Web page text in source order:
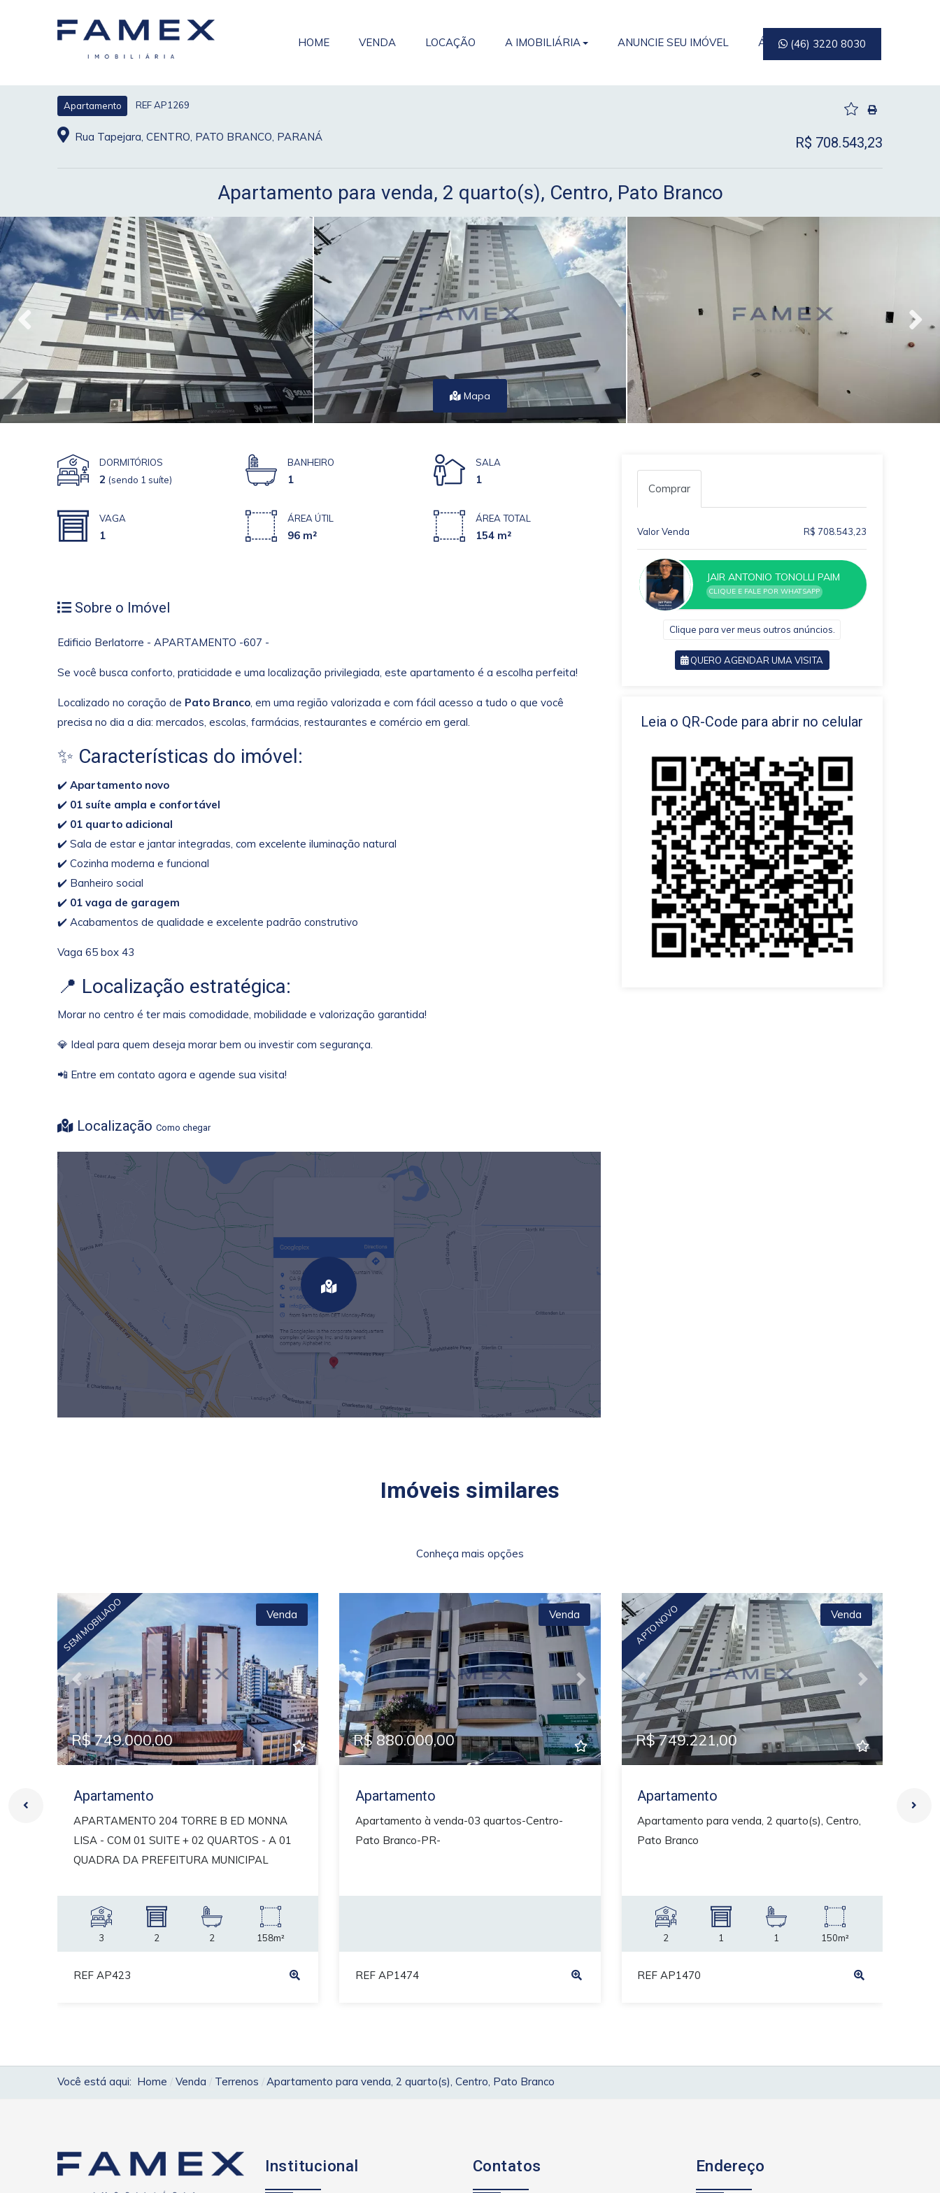
HOME VENDA LOCAÇÃO A IMOBILIÁRIA ANUNCIE SEU IMÓVEL ÁREA DO CLIENTE
(46) 3220 8030
Apartamento REF AP1269
Rua Tapejara, CENTRO, PATO BRANCO, PARANÁ R$ 708.543,23
Apartamento para venda, 2 quarto(s), Centro, Pato Branco
Mapa
DORMITÓRIOS
2 (sendo 1 suíte)
BANHEIRO
1
SALA
1
VAGA
1
ÁREA ÚTIL
96 m²
ÁREA TOTAL
154 m²
Sobre o Imóvel
Edificio Berlatorre - APARTAMENTO -607 -
Se você busca conforto, praticidade e uma localização privilegiada, este apartamento é a escolha perfeita!
Localizado no coração de Pato Branco, em uma região valorizada e com fácil acesso a tudo o que você
precisa no dia a dia: mercados, escolas, farmácias, restaurantes e comércio em geral.
✨ Características do imóvel:
✔️Apartamento novo
✔️ 01 suíte ampla e confortável
✔️ 01 quarto adicional
✔️ Sala de estar e jantar integradas, com excelente iluminação natural
✔️ Cozinha moderna e funcional
✔️ Banheiro social
✔️ 01 vaga de garagem
✔️ Acabamentos de qualidade e excelente padrão construtivo
Vaga 65 box 43
📍 Localização estratégica:
Morar no centro é ter mais comodidade, mobilidade e valorização garantida!
💎 Ideal para quem deseja morar bem ou investir com segurança.
📲 Entre em contato agora e agende sua visita!
LocalizaçãoComo chegar
Comprar
Valor Venda R$ 708.543,23
JAIR ANTONIO TONOLLI PAIM
CLIQUE E FALE POR WHATSAPP
Clique para ver meus outros anúncios.
QUERO AGENDAR UMA VISITA
VOLTAR
Leia o QR-Code para abrir no celular
Imóveis similares
Conheça mais opções
Previous Next
SEMI MOBILIADO Venda
R$ 749.000,00
Apartamento
APARTAMENTO 204 TORRE B ED MONNA
LISA - COM 01 SUITE + 02 QUARTOS - A 01
QUADRA DA PREFEITURA MUNICIPAL
3 2 2 158m²
REF AP423
Previous Next
Venda
R$ 880.000,00
Apartamento
Apartamento à venda-03 quartos-Centro-
Pato Branco-PR-
REF AP1474
Previous Next
APTO NOVO Venda
R$ 749.221,00
Apartamento
Apartamento para venda, 2 quarto(s), Centro,
Pato Branco
2 1 1 150m²
REF AP1470
Você está aqui: Home Venda Terrenos Apartamento para venda, 2 quarto(s), Centro, Pato Branco
Institucional Contatos Endereço